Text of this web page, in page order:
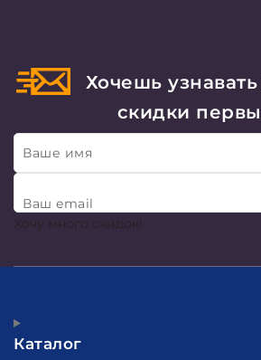
Хочешь
скидки
Ваше имя
Ваш email
Хочу много скидок!
Каталог